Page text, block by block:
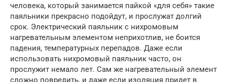
человека, который занимается пайкой «для себя» такие
паяльники прекрасно подойдут, и прослужат долгий
срок. Электрический паяльник с нихромовым
нагревательным элементом неприхотлив, не боится
падения, температурных перепадов. Даже если
использовать нихромовый паяльник часто, он
прослужит немало лет. Сам же нагревательный элемент
сложно повредить, и даже если изоляция придет в